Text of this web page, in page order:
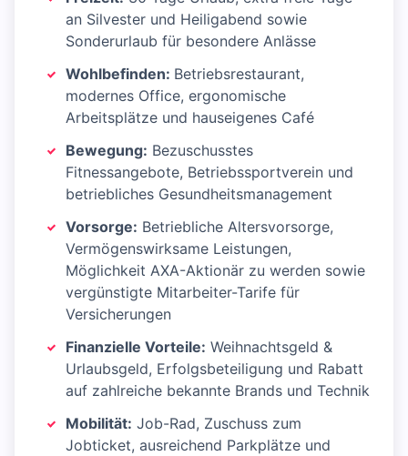
an Silvester und Heiligabend sowie
Sonderurlaub für besondere Anlässe
Wohlbefinden: Betriebsrestaurant,
modernes Office, ergonomische
Arbeitsplätze und hauseigenes Café
Bewegung: Bezuschusstes
Fitnessangebote, Betriebssportverein und
betriebliches Gesundheitsmanagement
Vorsorge: Betriebliche Altersvorsorge,
Vermögenswirksame Leistungen,
Möglichkeit AXA-Aktionär zu werden sowie
vergünstigte Mitarbeiter-Tarife für
Versicherungen
Finanzielle Vorteile: Weihnachtsgeld &
Urlaubsgeld, Erfolgsbeteiligung und Rabatt
auf zahlreiche bekannte Brands und Technik
Mobilität: Job-Rad, Zuschuss zum
Jobticket, ausreichend Parkplätze und